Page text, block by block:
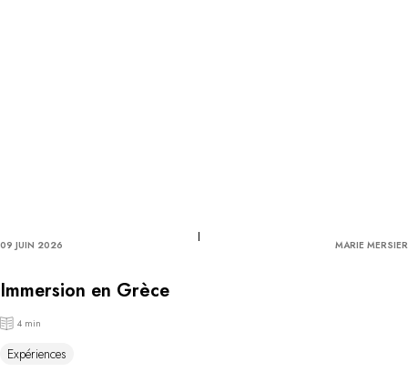
09 JUIN 2026 MARIE MERSIER
Immersion en Grèce
4 min
Expériences